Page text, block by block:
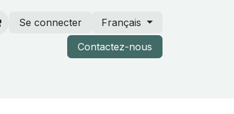
Se connecter
Français
Contactez-nous